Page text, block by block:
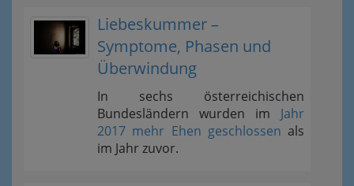
Liebeskummer –
Symptome, Phasen und
Überwindung
In sechs österreichischen
Bundesländern wurden im Jahr
2017 mehr Ehen geschlossen als
im Jahr zuvor.